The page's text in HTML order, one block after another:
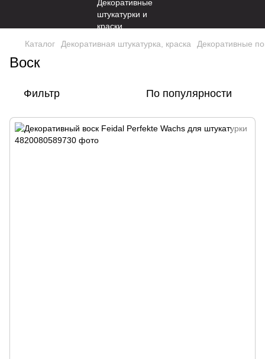
Каталог Декоративная штукатурка, краска Декоративные
Воск
Фильтр По популярности